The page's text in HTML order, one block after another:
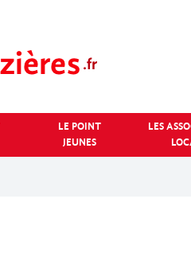
LE POINT
JEUNES
LES